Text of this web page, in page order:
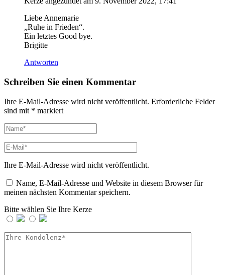
Liebe Annemarie
„Ruhe in Frieden“.
Ein letztes Good bye.
Brigitte
Antworten
Schreiben Sie einen Kommentar
Ihre E-Mail-Adresse wird nicht veröffentlicht. Erforderliche Felder
sind mit * markiert
Ihre E-Mail-Adresse wird nicht veröffentlicht.
Name, E-Mail-Adresse und Website in diesem Browser für
meinen nächsten Kommentar speichern.
Bitte wählen Sie Ihre Kerze